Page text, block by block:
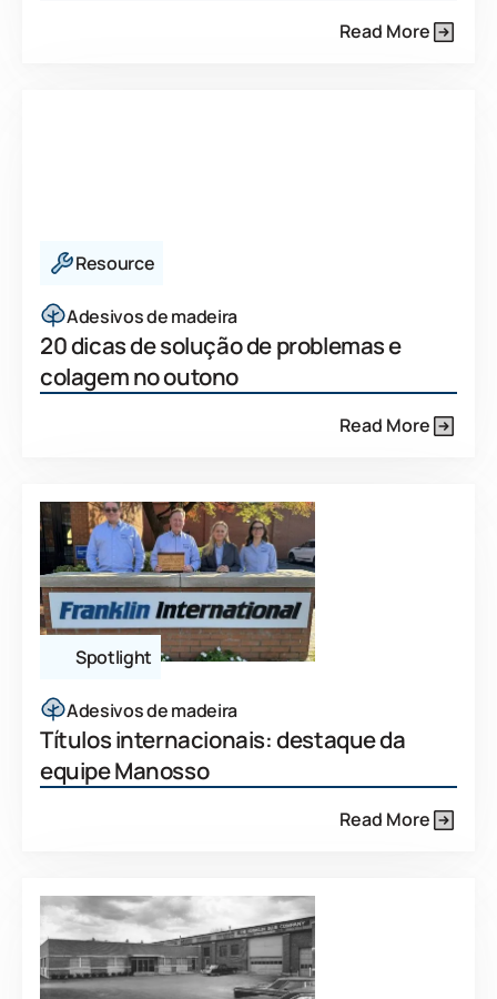
Read More
Resource
Adesivos de madeira
20 dicas de solução de problemas e
colagem no outono
Read More
Spotlight
Adesivos de madeira
Títulos internacionais: destaque da
equipe Manosso
Read More